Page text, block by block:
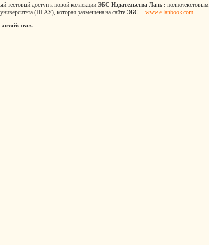
тестовый доступ к новой коллекции ЭБС Издательства Лань : полнотекстовым
(НГАУ), которая размещена на сайте ЭБС - www.e.lanbook.com